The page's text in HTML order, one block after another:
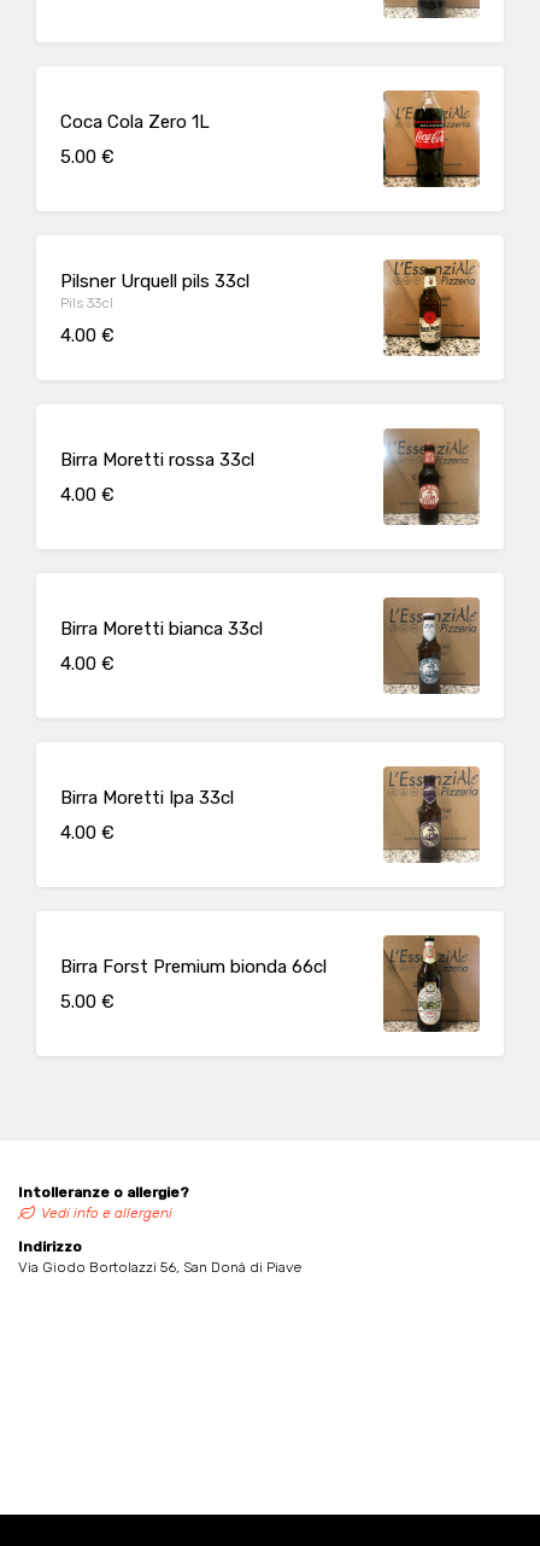
Coca Cola Zero 1L
5.00 €
Pilsner Urquell pils 33cl
Pils 33cl
4.00 €
Birra Moretti rossa 33cl
4.00 €
Birra Moretti bianca 33cl
4.00 €
Birra Moretti Ipa 33cl
4.00 €
Birra Forst Premium bionda 66cl
5.00 €
Intolleranze o allergie?
Vedi info e allergeni
Indirizzo
Via Giodo Bortolazzi 56, San Donà di Piave